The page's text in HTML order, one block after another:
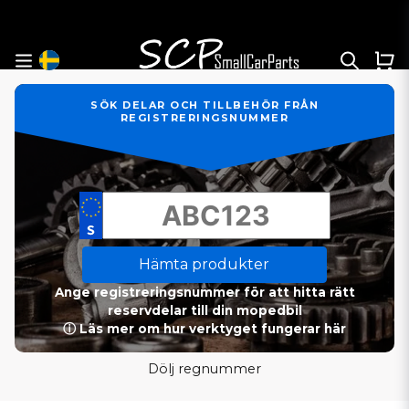
SÖK DELAR OCH TILLBEHÖR FRÅN
REGISTRERINGSNUMMER
Hämta produkter
Ange registreringsnummer för att hitta rätt
reservdelar till din mopedbil
ⓘ Läs mer om hur verktyget fungerar här
Dölj regnummer